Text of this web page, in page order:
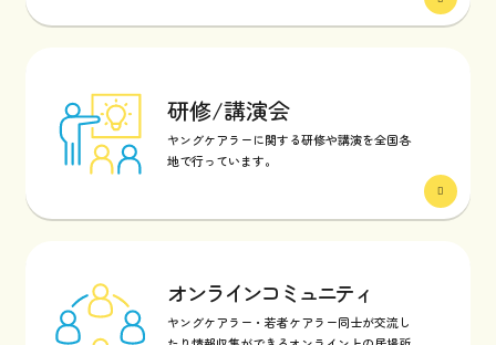
研修/講演会
ヤングケアラーに関する研修や講演を全国各
地で行っています。
オンラインコミュニティ
ヤングケアラー・若者ケアラー同士が交流し